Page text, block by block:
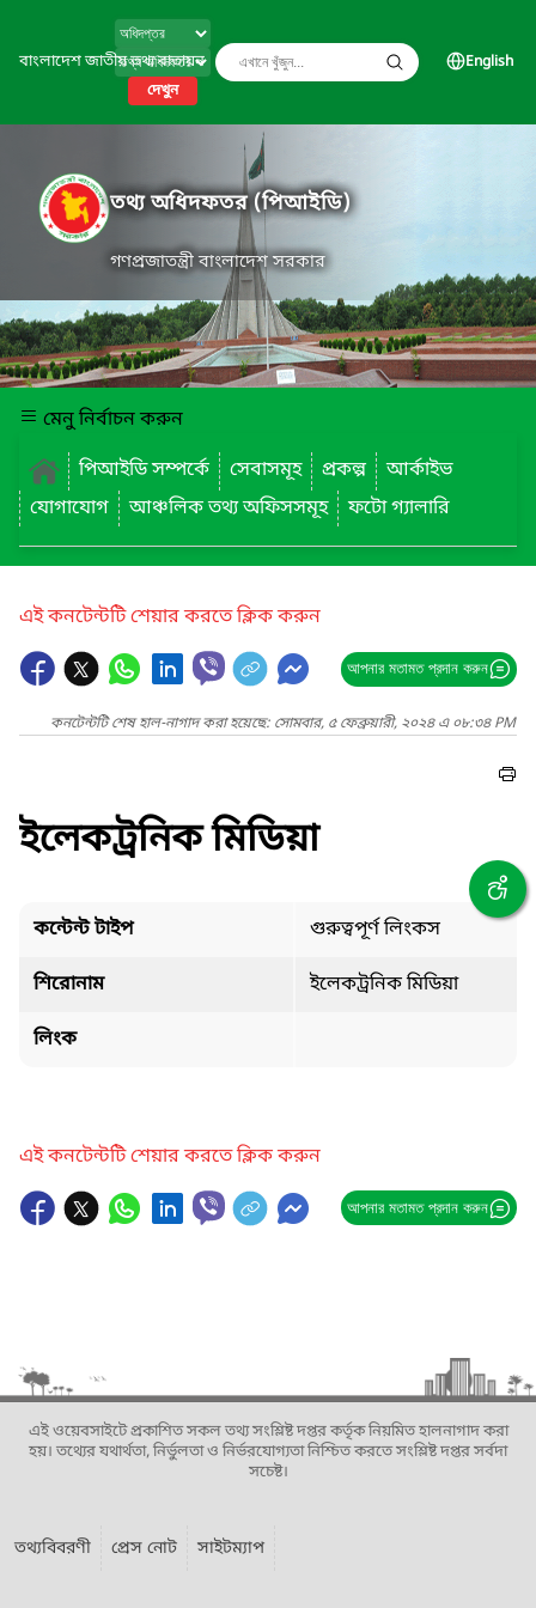
বাংলাদেশ জাতীয় তথ্য বাতায়ন
দেখুন
English
তথ্য অধিদফতর (পিআইডি)
গণপ্রজাতন্ত্রী বাংলাদেশ সরকার
মেনু নির্বাচন করুন
পিআইডি সম্পর্কে
সেবাসমূহ প্রকল্প
আর্কাইভ
যোগাযোগ
আঞ্চলিক তথ্য অফিসসমূহ ফটো গ্যালারি
এই কনটেন্টটি শেয়ার করতে ক্লিক করুন
আপনার মতামত প্রদান করুন
কনটেন্টটি শেষ হাল-নাগাদ করা হয়েছে: সোমবার, ৫ ফেব্রুয়ারী, ২০২৪ এ ০৮:৩৪ PM
ইলেকট্রনিক মিডিয়া
কন্টেন্ট টাইপ গুরুত্বপূর্ণ লিংকস
শিরোনাম ইলেকট্রনিক মিডিয়া
লিংক
এই কনটেন্টটি শেয়ার করতে ক্লিক করুন
আপনার মতামত প্রদান করুন
এই ওয়েবসাইটে প্রকাশিত সকল তথ্য সংশ্লিষ্ট দপ্তর কর্তৃক নিয়মিত হালনাগাদ করা
হয়। তথ্যের যথার্থতা, নির্ভুলতা ও নির্ভরযোগ্যতা নিশ্চিত করতে সংশ্লিষ্ট দপ্তর সর্বদা
সচেষ্ট।
তথ্যবিবরণী প্রেস নোট সাইটম্যাপ